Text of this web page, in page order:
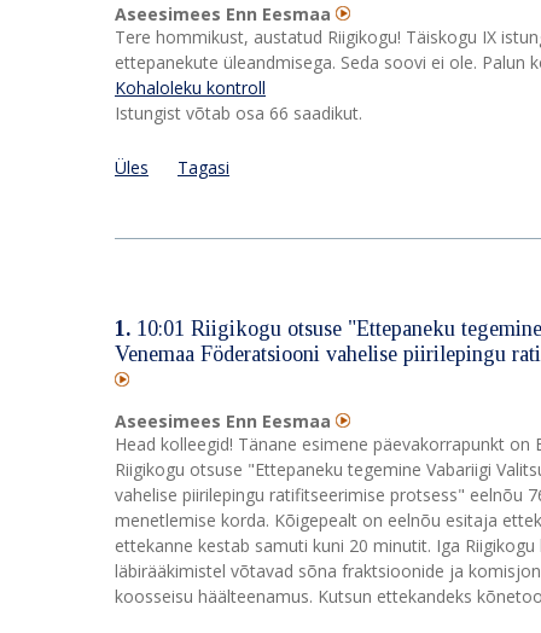
Aseesimees Enn Eesmaa
Tere hommikust, austatud Riigikogu! Täiskogu IX
ettepanekute üleandmisega. Seda soovi ei ole. Palun
Kohaloleku kontroll
Istungist võtab osa 66 saadikut.
Üles Tagasi
1. 10:01 Riigikogu otsuse "Ettepaneku
Venemaa Föderatsiooni vahelise piirilepingu
Aseesimees Enn Eesmaa
Head kolleegid! Tänane esimene päevakorrapunkt
Riigikogu otsuse "Ettepaneku tegemine Vabariigi
vahelise piirilepingu ratifitseerimise protsess" eelnõu
menetlemise korda. Kõigepealt on eelnõu esitaja
ettekanne kestab samuti kuni 20 minutit. Iga
läbirääkimistel võtavad sõna fraktsioonide ja
koosseisu häälteenamus. Kutsun ettekandeks